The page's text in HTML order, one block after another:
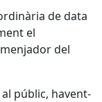
de data
el
del
públic, havent-